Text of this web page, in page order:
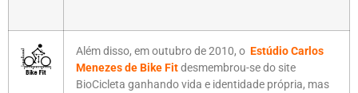
Além disso, em outubro de 2010, o Estúdio Carlos
Menezes de Bike Fitdesmembrou-se do site
BioCicleta ganhando vida e identidade própria, mas